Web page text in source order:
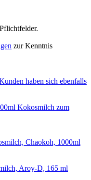
zur Kenntnis
haben sich ebenfalls
Kokosmilch zum
Chaokoh, 1000ml
Aroy-D, 165 ml